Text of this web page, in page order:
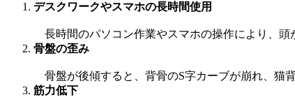
デスクワークやスマホの長時間使用
長時間のパソコン作業やスマホの操作により、頭
骨盤の歪み
骨盤が後傾すると、背骨のS字カーブが崩れ、猫
筋力低下